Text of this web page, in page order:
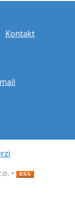
Kontakt
•